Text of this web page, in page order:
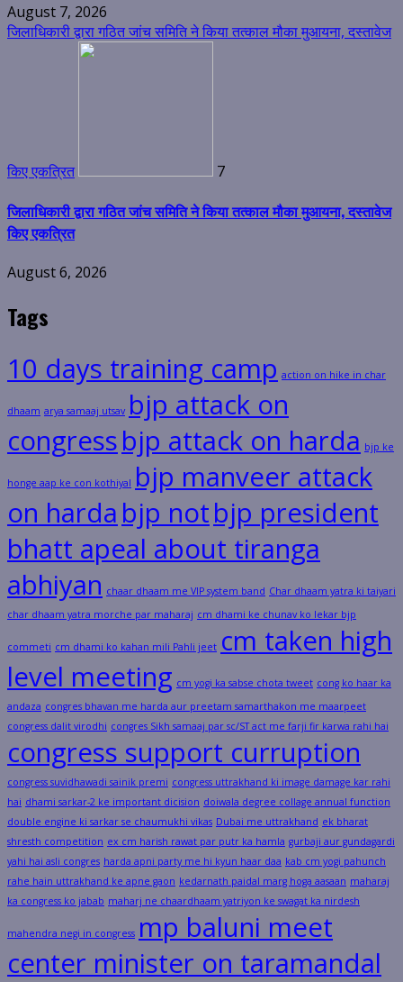
August 7, 2026
जिलाधिकारी द्वारा गठित जांच समिति ने किया तत्काल मौका मुआयना, दस्तावेज
किए एकत्रित 7
जिलाधिकारी द्वारा गठित जांच समिति ने किया तत्काल मौका मुआयना, दस्तावेज
किए एकत्रित
August 6, 2026
Tags
10 days training camp action on hike in char
dhaam arya samaaj utsav bjp attack on
congressbjp attack on harda bjp ke
honge aap ke con kothiyal bjp manveer attack
on harda bjp notbjp president
bhatt apeal about tiranga
abhiyan chaar dhaam me VIP system band Char dhaam yatra ki taiyari
char dhaam yatra morche par maharaj cm dhami ke chunav ko lekar bjp
commeti cm dhami ko kahan mili Pahli jeet cm taken high
level meeting cm yogi ka sabse chota tweet cong ko haar ka
andaza congres bhavan me harda aur preetam samarthakon me maarpeet
congress dalit virodhi congres Sikh samaaj par sc/ST act me farji fir karwa rahi hai
congress support curruption
congress suvidhawadi sainik premi congress uttrakhand ki image damage kar rahi
hai dhami sarkar-2 ke important dicision doiwala degree collage annual function
double engine ki sarkar se chaumukhi vikas Dubai me uttrakhand ek bharat
shresth competition ex cm harish rawat par putr ka hamla gurbaji aur gundagardi
yahi hai asli congres harda apni party me hi kyun haar daa kab cm yogi pahunch
rahe hain uttrakhand ke apne gaon kedarnath paidal marg hoga aasaan maharaj
ka congress ko jabab maharj ne chaardhaam yatriyon ke swagat ka nirdesh
mahendra negi in congress mp baluni meet
center minister on taramandal